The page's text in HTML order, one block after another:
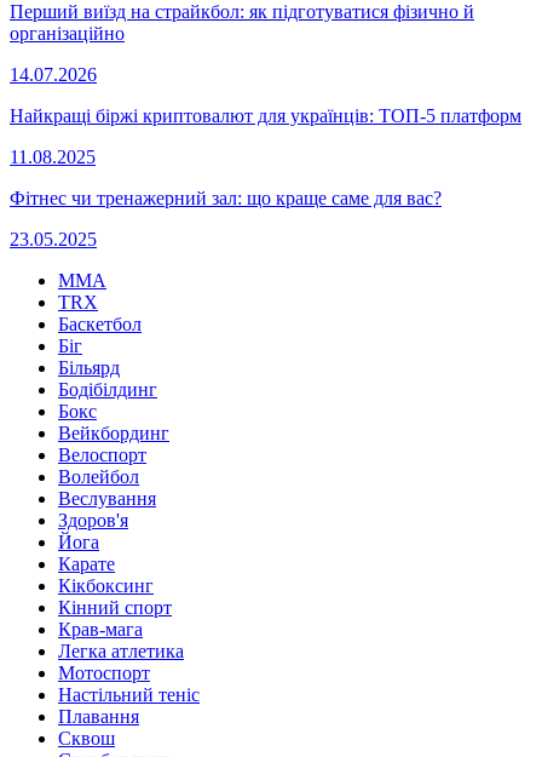
Перший виїзд на страйкбол: як підготуватися фізично й
організаційно
14.07.2026
Найкращі біржі криптовалют для українців: ТОП-5 платформ
11.08.2025
Фітнес чи тренажерний зал: що краще саме для вас?
23.05.2025
MMA
TRX
Баскетбол
Біг
Більярд
Бодібілдинг
Бокс
Вейкбординг
Велоспорт
Волейбол
Веслування
Здоров'я
Йога
Карате
Кікбоксинг
Кінний спорт
Крав-мага
Легка атлетика
Мотоспорт
Настільний теніс
Плавання
Сквош